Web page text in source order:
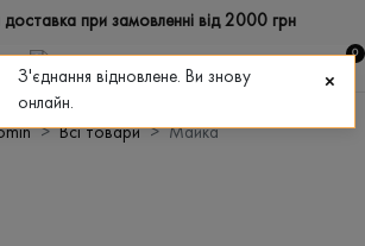
при замовленні від 2000 грн
0
Всі товари Майка
З'єднання відновлене. Ви знову
онлайн.